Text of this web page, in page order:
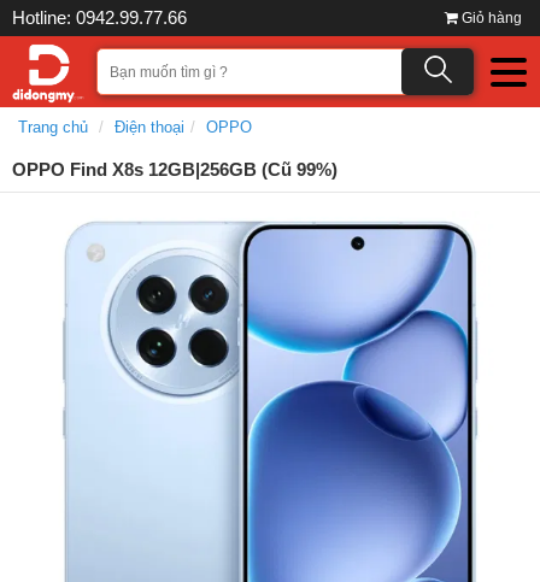
Hotline: 0942.99.77.66 Giỏ hàng
Trang chủ Điện thoại OPPO
OPPO Find X8s 12GB|256GB (Cũ 99%)